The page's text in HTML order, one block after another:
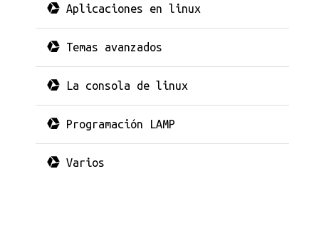
Aplicaciones en linux
Temas avanzados
La consola de linux
Programación LAMP
Varios